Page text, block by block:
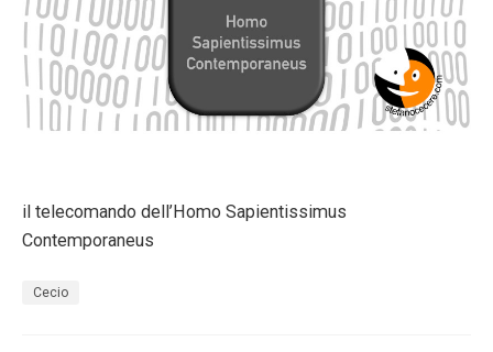
il telecomando dell’Homo Sapientissimus
Contemporaneus
Cecio